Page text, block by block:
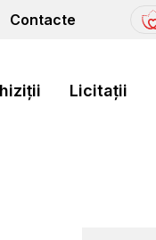
Contacte
Licitații